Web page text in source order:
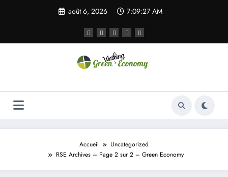
août 6, 2026 7:09:27 AM
Green Economy
Green Economy
Accueil
Uncategorized
RSE Archives – Page 2 sur 2 – Green Economy